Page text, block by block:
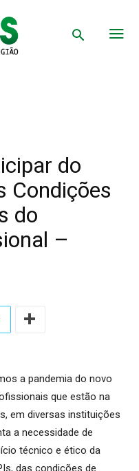
do
Condições
do
–
a pandemia do novo
que estão na
em diversas instituições
a necessidade de
técnico e ético da
das condições de